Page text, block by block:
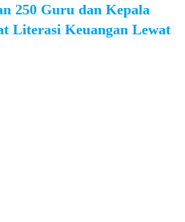
250 Guru dan Kepala
Literasi Keuangan Lewat